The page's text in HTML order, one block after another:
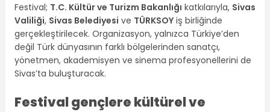
Festival; T.C. Kültür ve Turizm Bakanlığı katkılarıyla, Sivas
Valiliği, Sivas Belediyesi ve TÜRKSOYiş birliğinde
gerçekleştirilecek. Organizasyon, yalnızca Türkiye’den
değil Türk dünyasının farklı bölgelerinden sanatçı,
yönetmen, akademisyen ve sinema profesyonellerini de
Sivas’ta buluşturacak.
Festival gençlere kültürel ve